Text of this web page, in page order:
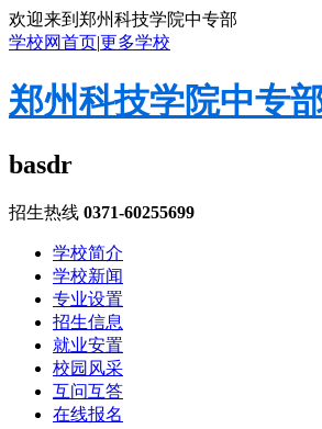
欢迎来到郑州科技学院中专部
学校网首页|更多学校
郑州科技学院中专
basdr
招生热线 0371-60255699
学校简介
学校新闻
专业设置
招生信息
就业安置
校园风采
互问互答
在线报名